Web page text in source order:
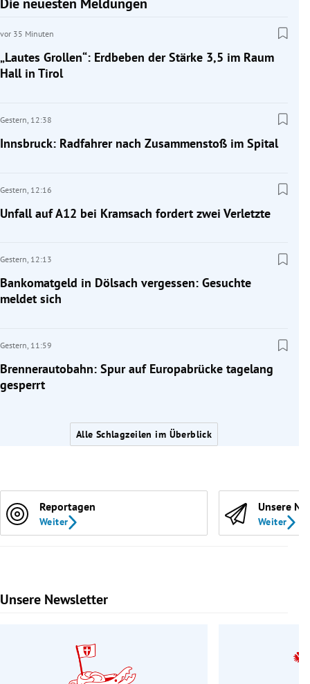
vor 35 Minuten
„Lautes Grollen“: Erdbeben der Stärke 3,5 im Raum
Hall in Tirol
Gestern, 12:38
Innsbruck: Radfahrer nach Zusammenstoß im Spital
Gestern, 12:16
Unfall auf A12 bei Kramsach fordert zwei Verletzte
Gestern, 12:13
Bankomatgeld in Dölsach vergessen: Gesuchte
meldet sich
Gestern, 11:59
Brennerautobahn: Spur auf Europabrücke tagelang
gesperrt
Alle Schlagzeilen im Überblick
Reportagen
Weiter
Unsere
Weiter
Unsere Newsletter
Slide 1 von 9